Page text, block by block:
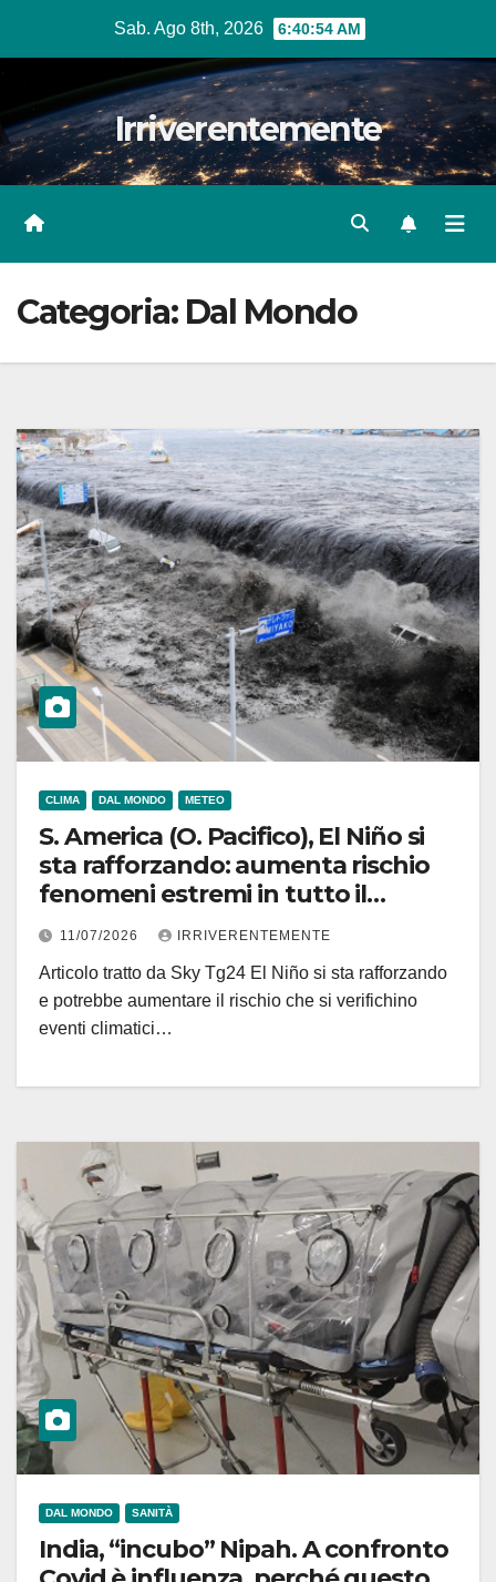
Sab. Ago 8th, 2026 6:40:57 AM
Irriverentemente
Categoria: Dal Mondo
CLIMA DAL MONDO METEO
S. America (O. Pacifico), El Niño si
sta rafforzando: aumenta rischio
fenomeni estremi in tutto il
mondo
11/07/2026 IRRIVERENTEMENTE
Articolo tratto da Sky Tg24 El Niño si sta rafforzando
e potrebbe aumentare il rischio che si verifichino
eventi climatici…
DAL MONDO SANITÀ
India, “incubo” Nipah. A confronto